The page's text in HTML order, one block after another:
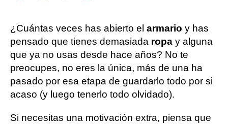
¿Cuántas veces has abierto el armario y has
pensado que tienes demasiada ropa y alguna
que ya no usas desde hace años? No te
preocupes, no eres la única, más de una ha
pasado por esa etapa de guardarlo todo por si
acaso (y luego tenerlo todo olvidado).
Si necesitas una motivación extra, piensa que